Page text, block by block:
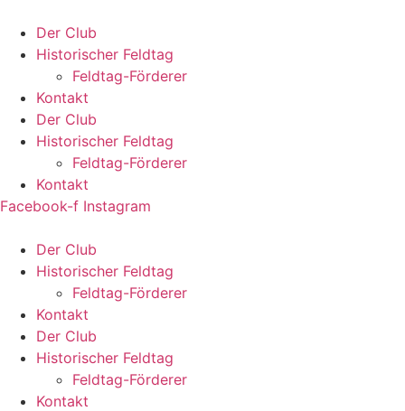
Inhalt
springen
Der Club
Historischer Feldtag
Feldtag-Förderer
Kontakt
Der Club
Historischer Feldtag
Feldtag-Förderer
Kontakt
Facebook-f Instagram
Der Club
Historischer Feldtag
Feldtag-Förderer
Kontakt
Der Club
Historischer Feldtag
Feldtag-Förderer
Kontakt